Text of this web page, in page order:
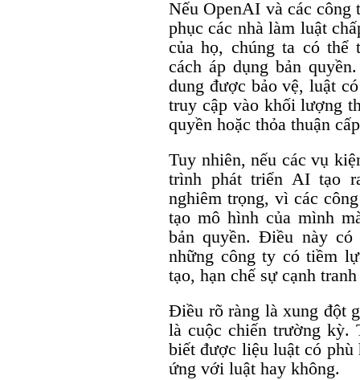
Nếu OpenAI và các công
phục các nhà làm luật
của họ, chúng ta có thể
cách áp dụng bản
dung được bảo vệ, luật
truy cập vào khối lượng
quyền hoặc thỏa thuận
Tuy nhiên, nếu các vụ
trình phát triển AI tạo
nghiêm trọng, vì các
tạo mô hình của mình
bản quyền. Điều này
những công ty có tiềm
tạo, hạn chế sự cạnh
Điều rõ ràng là xung đột
là cuộc chiến trường kỳ.
biết được liệu luật có
ứng với luật hay không.